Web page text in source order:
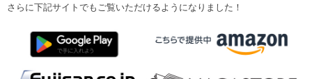
さらに下記サイトでもご覧いただけるようになりました！